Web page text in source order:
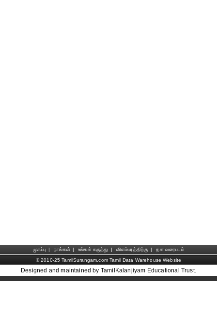
முகப்பு | நாங்கள் | உங்கள் கருத்து | விளம்பரத்திற்கு |
தள வரைபடம்
© 2010-25 TamilSurangam.com Tamil Data Warehouse Website
Designed and maintained by TamilKalanjiyam Educational Trust.